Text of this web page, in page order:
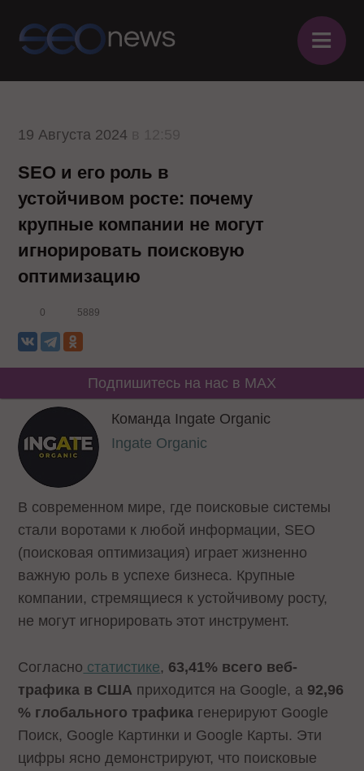
≡
19 Августа 2024
SEO и его роль в
устойчивом росте: почему
крупные компании не могут
игнорировать поисковую
оптимизацию
0 5889
Подпишитесь на нас в MAX
Команда Ingate Organic
Ingate Organic
В современном мире, где поисковые системы
стали воротами к любой информации, SEO
(поисковая оптимизация) играет жизненно
важную роль в успехе бизнеса. Крупные
компании, стремящиеся к устойчивому росту,
не могут игнорировать этот инструмент.
Согласно статистике, 63,41% всего веб-
трафика в США приходится на Google, а 92,96
% глобального трафика генерируют Google
Поиск, Google Картинки и Google Карты. Эти
цифры ясно демонстрируют, что поисковые